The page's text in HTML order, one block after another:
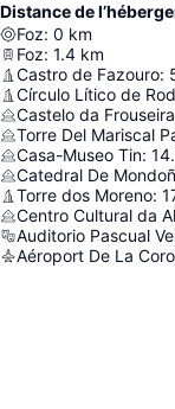
Distance de
Foz: 0 km
Foz: 1.4 km
Castro de Fazouro:
Círculo Lítico de
Castelo da Frouseira
Torre Del Mariscal
Casa-Museo Tin:
Catedral De
Torre dos Moreno:
Centro Cultural da
Auditorio Pascual
Aéroport De La